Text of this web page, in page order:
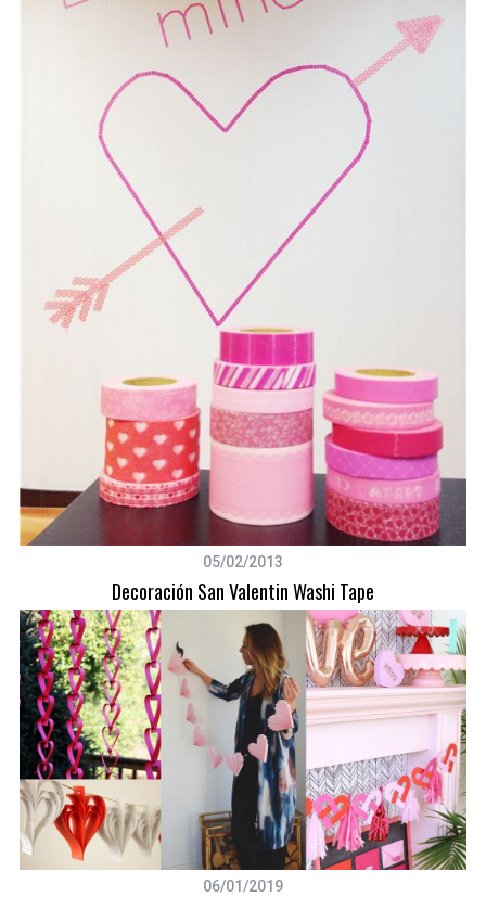
05/02/2013
Decoración San Valentin Washi Tape
06/01/2019